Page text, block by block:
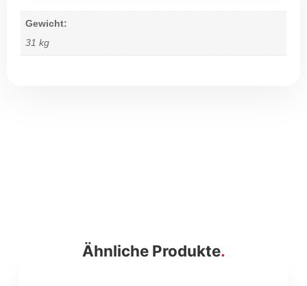
Gewicht
31 kg
Ähnliche Produkte